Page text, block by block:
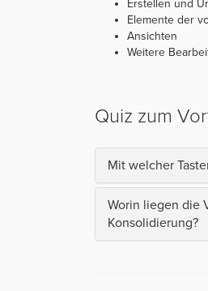
Erstellen und
Elemente der
Ansichten
Weitere
Quiz zum
Mit welcher
Worin liegen die
Konsolidierung?